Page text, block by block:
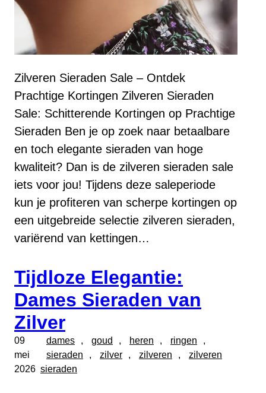
Zilveren Sieraden Sale – Ontdek
Prachtige Kortingen Zilveren Sieraden
Sale: Schitterende Kortingen op Prachtige
Sieraden Ben je op zoek naar betaalbare
en toch elegante sieraden van hoge
kwaliteit? Dan is de zilveren sieraden sale
iets voor jou! Tijdens deze saleperiode
kun je profiteren van scherpe kortingen op
een uitgebreide selectie zilveren sieraden,
variërend van kettingen…
Tijdloze Elegantie:
Dames Sieraden van
Zilver
09
mei
2026
dames , goud , heren , ringen
sieraden
, zilver , zilveren ,
zilveren
sieraden